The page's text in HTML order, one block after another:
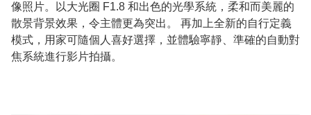
像照片。以大光圈 F1.8 和出色的光學系統，柔和而美麗的
散景背景效果，令主體更為突出。 再加上全新的自行定義
模式，用家可隨個人喜好選擇，並體驗寧靜、準確的自動對
焦系統進行影片拍攝。